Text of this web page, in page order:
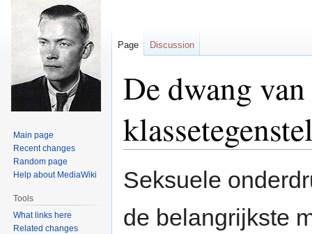
De dwang
to
to
Seksuele
de belangrijkste
Page Discussion
Main page
Recent changes
Random page
Help about MediaWiki
Tools
What links here
Related changes